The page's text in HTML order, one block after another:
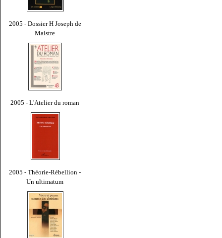
2005 - Dossier H Joseph de
Maistre
2005 - L'Atelier du roman
2005 - Théorie-Rébellion -
Un ultimatum